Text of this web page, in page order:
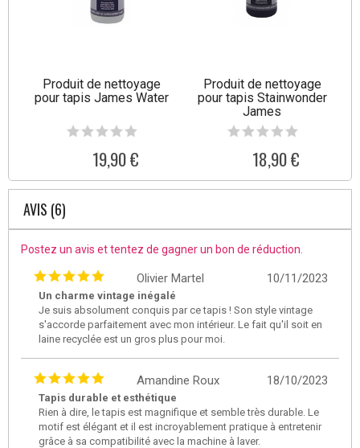
Produit de nettoyage
pour tapis James Water
19,90 €
Produit de nettoyage
pour tapis Stainwonder
James
18,90 €
AVIS (6)
Postez un avis et tentez de gagner un bon de réduction.
10/11/2023
Olivier Martel
Un charme vintage inégalé
Je suis absolument conquis par ce tapis ! Son style vintage
s'accorde parfaitement avec mon intérieur. Le fait qu'il soit en
laine recyclée est un gros plus pour moi.
18/10/2023
Amandine Roux
Tapis durable et esthétique
Rien à dire, le tapis est magnifique et semble très durable. Le
motif est élégant et il est incroyablement pratique à entretenir
grâce à sa compatibilité avec la machine à laver.